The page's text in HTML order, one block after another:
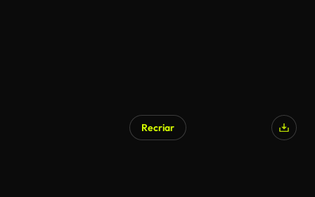
Recriar